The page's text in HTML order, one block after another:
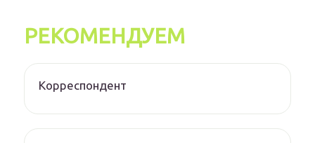
РЕКОМЕНДУЕМ
Корреспондент